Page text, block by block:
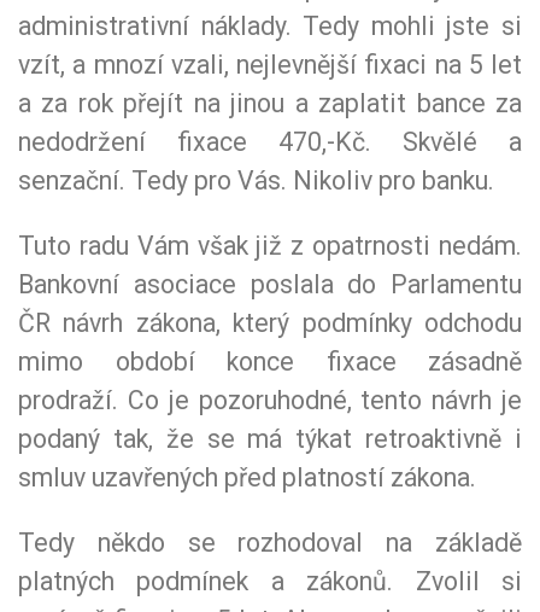
administrativní náklady. Tedy mohli jste si
vzít, a mnozí vzali, nejlevnější fixaci na 5 let
a za rok přejít na jinou a zaplatit bance za
nedodržení fixace 470,-Kč. Skvělé a
senzační. Tedy pro Vás. Nikoliv pro banku.
Tuto radu Vám však již z opatrnosti nedám.
Bankovní asociace poslala do Parlamentu
ČR návrh zákona, který podmínky odchodu
mimo období konce fixace zásadně
prodraží. Co je pozoruhodné, tento návrh je
podaný tak, že se má týkat retroaktivně i
smluv uzavřených před platností zákona.
Tedy někdo se rozhodoval na základě
platných podmínek a zákonů. Zvolil si